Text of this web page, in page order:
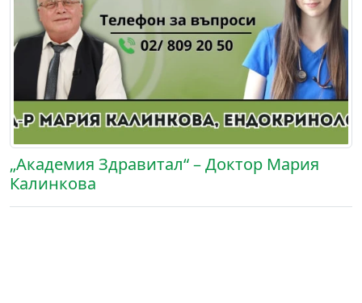
„Академия Здравитал“ – Доктор Мария
Калинкова